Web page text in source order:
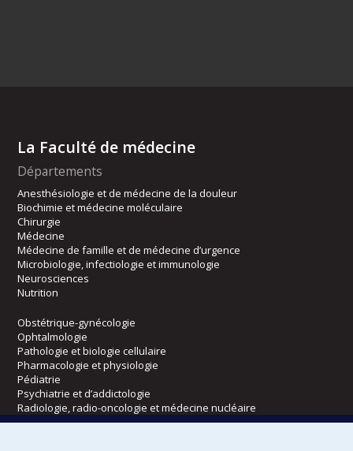
La Faculté de médecine
Départements
Anesthésiologie et de médecine de la douleur
Biochimie et médecine moléculaire
Chirurgie
Médecine
Médecine de famille et de médecine d’urgence
Microbiologie, infectiologie et immunologie
Neurosciences
Nutrition
Obstétrique-gynécologie
Ophtalmologie
Pathologie et biologie cellulaire
Pharmacologie et physiologie
Pédiatrie
Psychiatrie et d’addictologie
Radiologie, radio-oncologie et médecine nucléaire